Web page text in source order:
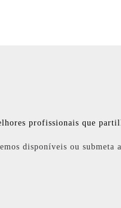
profissionais que
disponíveis ou submeta